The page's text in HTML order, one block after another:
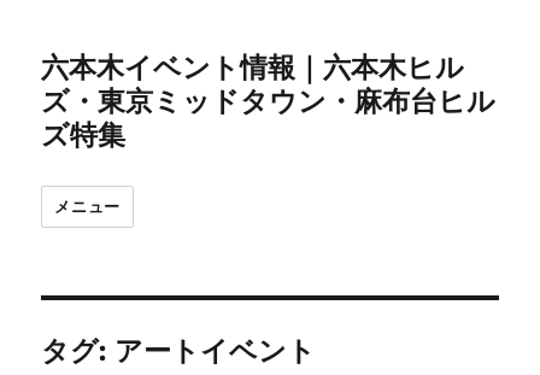
六本木イベント情報｜六本木ヒル
ズ・東京ミッドタウン・麻布台ヒル
ズ特集
メニュー
タグ: アートイベント